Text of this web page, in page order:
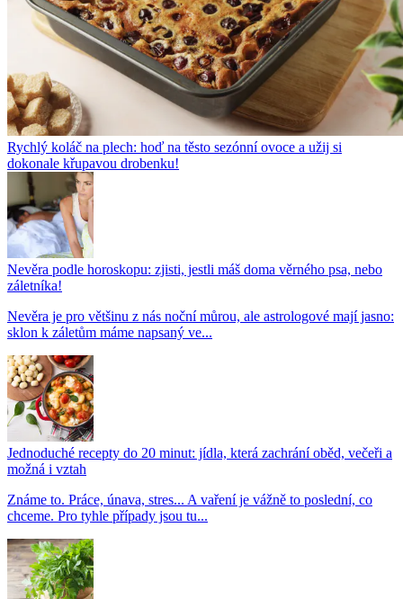
Rychlý koláč na plech: hoď na těsto sezónní ovoce a užij si
dokonale křupavou drobenku!
Nevěra podle horoskopu: zjisti, jestli máš doma věrného psa, nebo
záletníka!
Nevěra je pro většinu z nás noční můrou, ale astrologové mají jasno:
sklon k záletům máme napsaný ve...
Jednoduché recepty do 20 minut: jídla, která zachrání oběd, večeři a
možná i vztah
Známe to. Práce, únava, stres... A vaření je vážně to poslední, co
chceme. Pro tyhle případy jsou tu...